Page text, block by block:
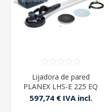
Lijadora de pared
PLANEX LHS-E 225 EQ
Festool
597,74 € IVA incl.